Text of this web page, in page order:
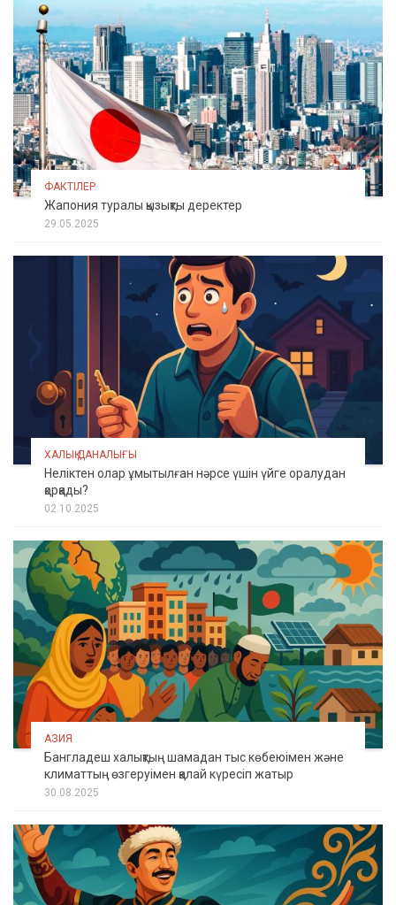
ФАКТІЛЕР
Жапония туралы қызықты деректер
29.05.2025
ХАЛЫҚ ДАНАЛЫҒЫ
Неліктен олар ұмытылған нәрсе үшін үйге оралудан
қорқады?
02.10.2025
АЗИЯ
Бангладеш халықтың шамадан тыс көбеюімен және
климаттың өзгеруімен қалай күресіп жатыр
30.08.2025